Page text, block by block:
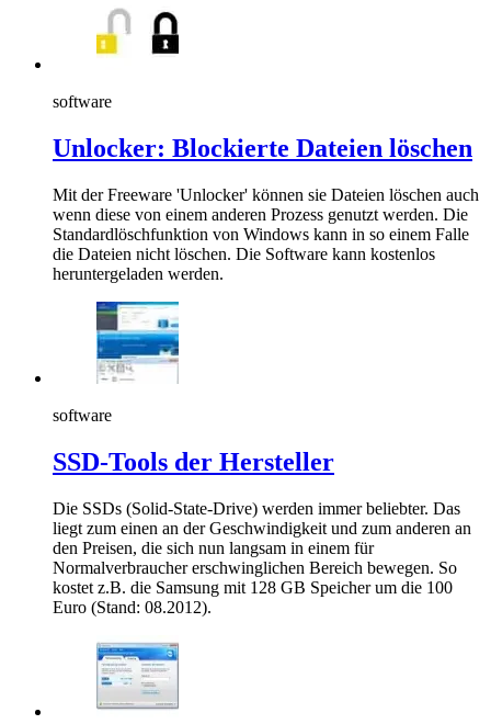
software
Unlocker: Blockierte Dateien löschen
Mit der Freeware 'Unlocker' können sie Dateien löschen auch
wenn diese von einem anderen Prozess genutzt werden. Die
Standardlöschfunktion von Windows kann in so einem Falle
die Dateien nicht löschen. Die Software kann kostenlos
heruntergeladen werden.
software
SSD-Tools der Hersteller
Die SSDs (Solid-State-Drive) werden immer beliebter. Das
liegt zum einen an der Geschwindigkeit und zum anderen an
den Preisen, die sich nun langsam in einem für
Normalverbraucher erschwinglichen Bereich bewegen. So
kostet z.B. die Samsung mit 128 GB Speicher um die 100
Euro (Stand: 08.2012).